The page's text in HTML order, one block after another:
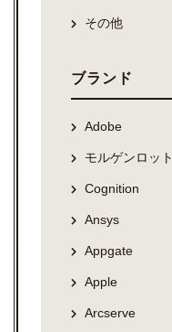
その他
ブランド
Adobe
モルゲンロット
Cognition
Ansys
Appgate
Apple
Arcserve